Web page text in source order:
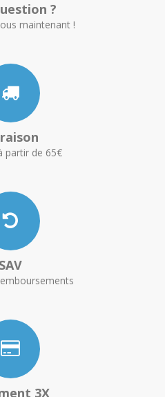
?
maintenant !
partir de 65€
SAV
3X